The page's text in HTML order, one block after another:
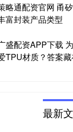
略通配资官网 甬
富封装产品类型
盛配资APP下载
TPU材质？答案
最新